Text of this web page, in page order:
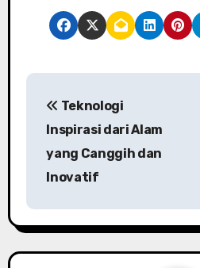
P
n
a
Teknologi
Inspirasi dari Alam
yang Canggih dan
Inovatif